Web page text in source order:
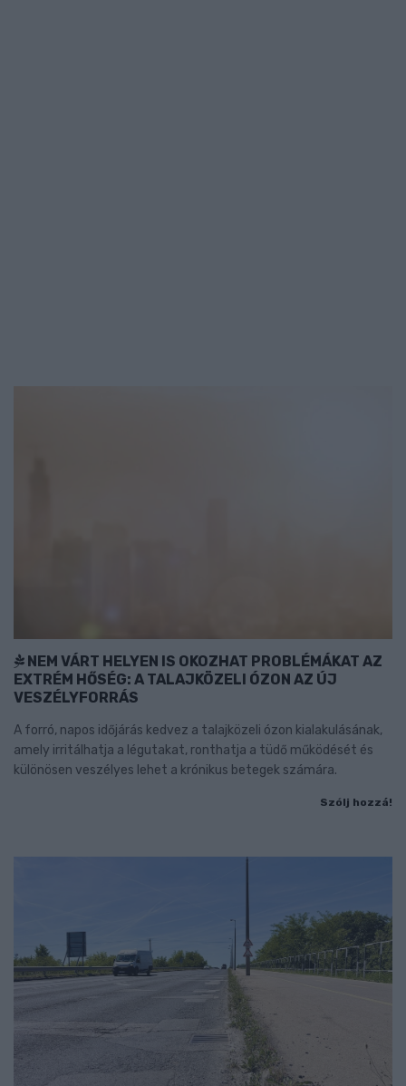
NEM VÁRT HELYEN IS OKOZHAT PROBLÉMÁKAT AZ
EXTRÉM HŐSÉG: A TALAJKÖZELI ÓZON AZ ÚJ
VESZÉLYFORRÁS
A forró, napos időjárás kedvez a talajközeli ózon kialakulásának,
amely irritálhatja a légutakat, ronthatja a tüdő működését és
különösen veszélyes lehet a krónikus betegek számára.
Szólj hozzá!